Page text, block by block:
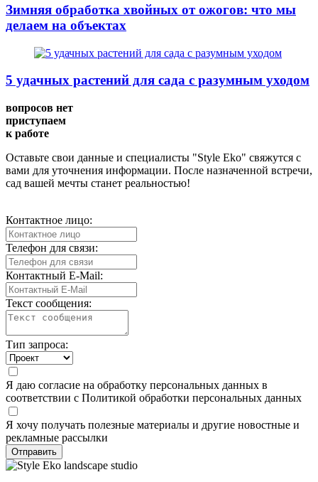
Зимняя обработка хвойных от ожогов: что мы
делаем на объектах
5 удачных растений для сада с разумным уходом
вопросов нет
приступаем
к работе
Оставьте свои данные и специалисты "Style Eko" свяжутся с
вами для уточнения информации. После назначенной встречи,
сад вашей мечты станет реальностью!
Контактное лицо:
Телефон для связи:
Контактный E-Mail:
Текст сообщения:
Тип запроса:
Я даю согласие на обработку персональных данных в
соответствии с Политикой обработки персональных данных
Я хочу получать полезные материалы и другие новостные и
рекламные рассылки
Отправить